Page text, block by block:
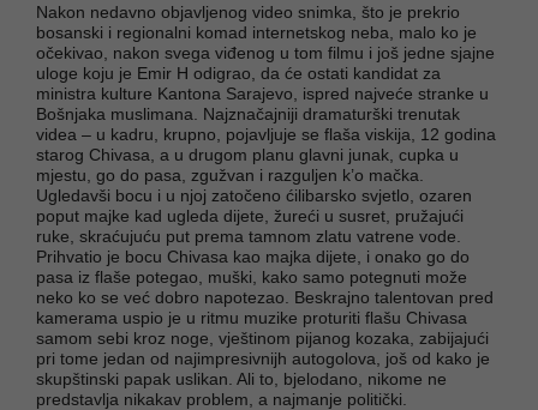
Nakon nedavno objavljenog video snimka, što je prekrio
bosanski i regionalni komad internetskog neba, malo ko je
očekivao, nakon svega viđenog u tom filmu i još jedne sjajne
uloge koju je Emir H odigrao, da će ostati kandidat za
ministra kulture Kantona Sarajevo, ispred najveće stranke u
Bošnjaka muslimana. Najznačajniji dramaturški trenutak
videa – u kadru, krupno, pojavljuje se flaša viskija, 12 godina
starog Chivasa, a u drugom planu glavni junak, cupka u
mjestu, go do pasa, zgužvan i razguljen k’o mačka.
Ugledavši bocu i u njoj zatočeno ćilibarsko svjetlo, ozaren
poput majke kad ugleda dijete, žureći u susret, pružajući
ruke, skraćujuću put prema tamnom zlatu vatrene vode.
Prihvatio je bocu Chivasa kao majka dijete, i onako go do
pasa iz flaše potegao, muški, kako samo potegnuti može
neko ko se već dobro napotezao. Beskrajno talentovan pred
kamerama uspio je u ritmu muzike proturiti flašu Chivasa
samom sebi kroz noge, vještinom pijanog kozaka, zabijajući
pri tome jedan od najimpresivnijh autogolova, još od kako je
skupštinski papak uslikan. Ali to, bjelodano, nikome ne
predstavlja nikakav problem, a najmanje politički.